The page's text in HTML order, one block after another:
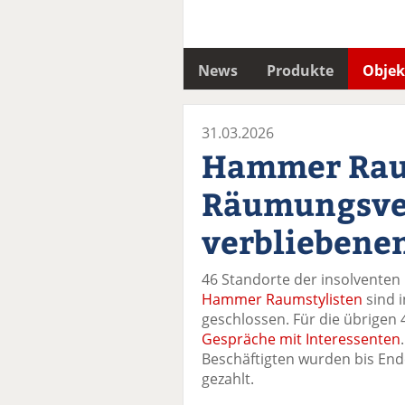
News Produkte
31.03.2026
Hammer
46 Standorte der insolventen
Hammer Raumstylisten sind
geschlossen. Für die übrigen
Gespräche mit Interessenten
Beschäftigten wurden bis
gezahlt.